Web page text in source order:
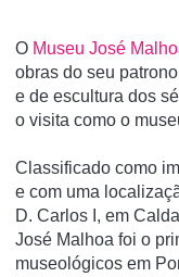
O Museu José
obras do seu
e de escultura dos
o visita como o
Classificado como
e com uma
D. Carlos I, em
José Malhoa foi o
museológicos em